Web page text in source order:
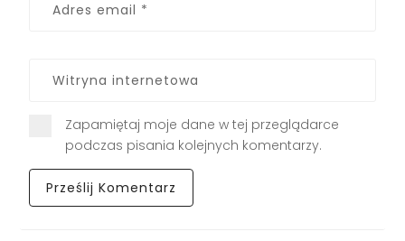
Zapamiętaj moje dane w tej przeglądarce
podczas pisania kolejnych komentarzy.